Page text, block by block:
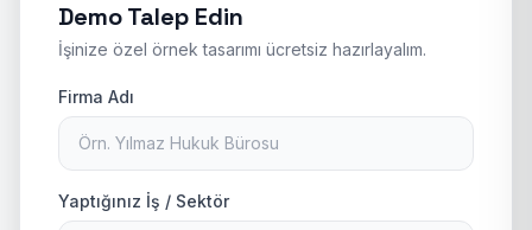
Demo Talep Edin
İşinize özel örnek tasarımı ücretsiz hazırlayalım.
Firma Adı
Yaptığınız İş / Sektör